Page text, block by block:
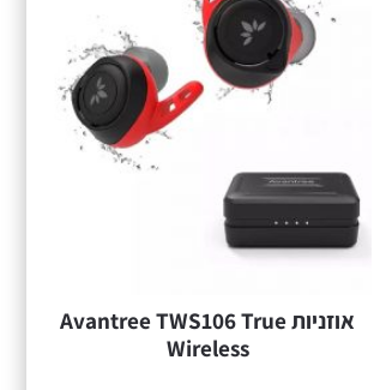
אוזניות Avantree TWS106 True
Wireless